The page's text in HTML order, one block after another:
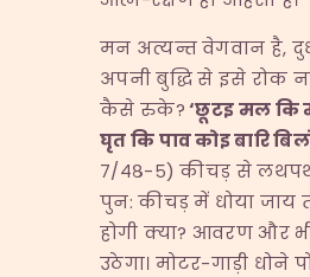
मन अत्यन्त वेगवान है,
अपनी बुद्धि से इसे रोक
कैसे रुके?‘छूटइमलकि
घृतकिपावकोइबारि
७/४८-५) कीचड़ से
पुन: कीचड़ में धोया जाय
होगी क्या? आवरण और
उठेगा। मोटर-गाड़ी धोने